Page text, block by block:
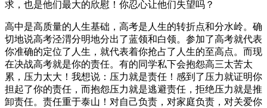
求，也是他们最大的欣慰！你忍心让他们失望吗？
高中是高质量的人生基础，高考是人生的转折点和分水岭。确
切地说高考泾渭分明地分出了蓝领和白领。参加了高考就代表
你准确的定位了人生，就代表着你抢占了人生的至高点。而现
在决战高考就是你的责任。有的同学私下会抱怨高三太苦太
累，压力太大！我想说：压力就是责任！感到了压力就证明你
担起了你的责任，而抱怨压力就是逃避责任，拒绝压力就是推
卸责任。责任重于泰山！对自己负责，对家庭负责，对关爱你